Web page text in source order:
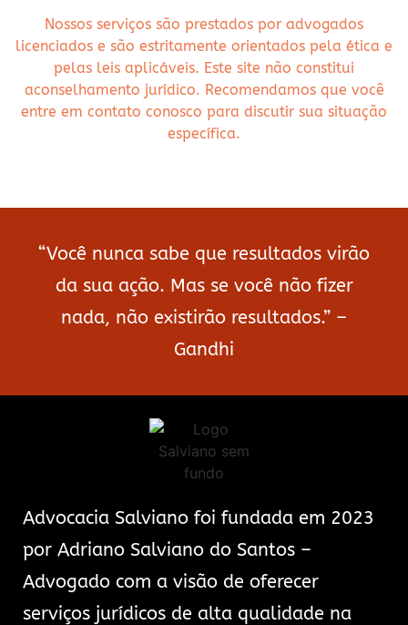
Nossos serviços são prestados por advogados
licenciados e são estritamente orientados pela ética e
pelas leis aplicáveis. Este site não constitui
aconselhamento jurídico. Recomendamos que você
entre em contato conosco para discutir sua situação
específica.
“Você nunca sabe que resultados virão
da sua ação. Mas se você não fizer
nada, não existirão resultados.” –
Gandhi
Advocacia Salviano foi fundada em 2023
por Adriano Salviano do Santos –
Advogado com a visão de oferecer
serviços jurídicos de alta qualidade na